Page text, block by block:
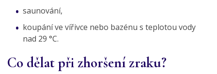
saunování,
koupání ve vířivce nebo bazénu s teplotou vody
nad 29 °C.
Co dělat při zhoršení zraku?